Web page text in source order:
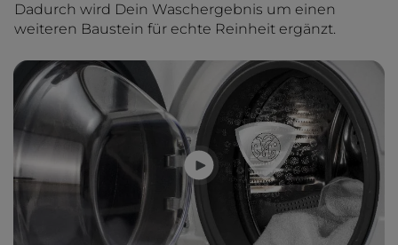
Dadurch wird Dein Waschergebnis um einen
weiteren Baustein für echte Reinheit ergänzt.